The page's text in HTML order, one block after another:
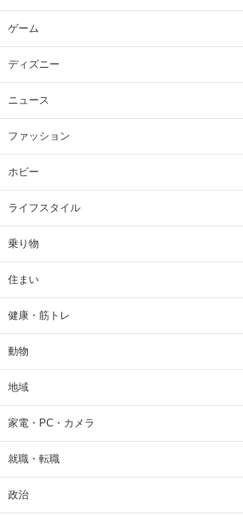
ゲーム
ディズニー
ニュース
ファッション
ホビー
ライフスタイル
乗り物
住まい
健康・筋トレ
動物
地域
家電・PC・カメラ
就職・転職
政治